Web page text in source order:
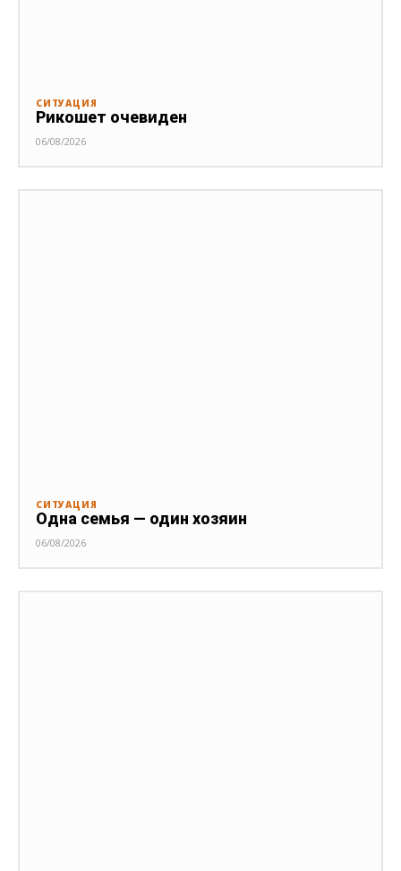
СИТУАЦИЯ
Рикошет очевиден
06/08/2026
СИТУАЦИЯ
Одна семья — один хозяин
06/08/2026